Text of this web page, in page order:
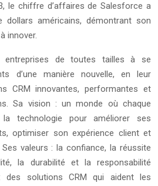
le chiffre d’affaires de Salesforce a
dollars américains, démontrant son
innover.
de toutes tailles à se
d’une manière nouvelle, en leur
CRM innovantes, performantes et
Sa vision : un monde où chaque
technologie pour améliorer ses
optimiser son expérience client et
valeurs : la confiance, la réussite
la durabilité et la responsabilité
des solutions CRM qui aident les